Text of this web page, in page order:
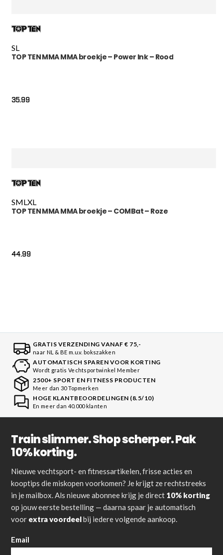
SL
TOP TEN MMA MMA broekje – Power Ink – Rood
35.99
SML XL
TOP TEN MMA MMA broekje – COMBat – Roze
44.99
GRATIS VERZENDING VANAF € 75,-
naar NL & BE m.u.v. bokszakken
AUTOMATISCH SPAREN VOOR KORTING
Wordt gratis Vechtsportwinkel Member
2500+ SPORT EN FITNESS PRODUCTEN
Meer dan 30 Topmerken
HOGE KLANTBEOORDELINGEN (8.5/10)
En meer dan 40.000 klanten
Train slimmer. Shop scherper. Pak
10% korting.
Nieuwe vechtsport- en fitnessartikelen, frisse acties en
kooptips die miskopen voorkomen? Je krijgt ze rechtstreeks
in je mailbox. Als nieuwe abonnee krijg je direct 10% korting
op jouw eerste bestelling — daarna spaar je automatisch
voor extra voordeelbij iedere volgende aankoop.
Email